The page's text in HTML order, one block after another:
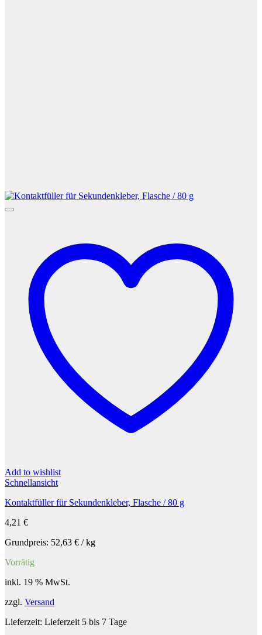
Add to wishlist
Schnellansicht
Kontaktfüller für Sekundenkleber, Flasche / 80 g
4,21 €
Grundpreis: 52,63 € /kg
Vorrätig
inkl. 19 % MwSt.
zzgl. Versand
Lieferzeit: Lieferzeit 5 bis 7 Tage